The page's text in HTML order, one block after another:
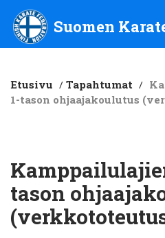
Suomen Karateliitto ry
Suomen
Etusivu / Tapahtumat /
1-tason ohjaajakoulutus
tason